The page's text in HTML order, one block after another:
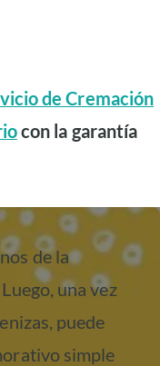
de Cremación
con la garantía
de la
Luego, una vez
puede
simple